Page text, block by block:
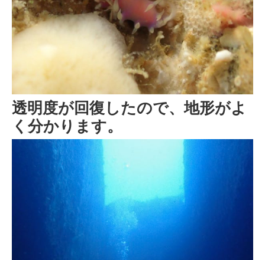
透明度が回復したので、地形がよ
く分かります。